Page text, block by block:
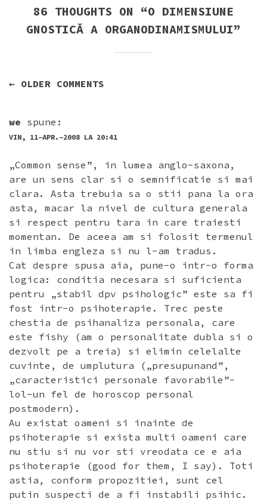
86 THOUGHTS ON “O DIMENSIUNE
GNOSTICĂ A ORGANODINAMISMULUI”
NAVIGARE
COMENTARII
← OLDER COMMENTS
we spune:
VIN, 11-APR.-2008 LA 20:41
„Common sense”, in lumea anglo-saxona,
are un sens clar si o semnificatie si mai
clara. Asta trebuia sa o stii pana la ora
asta, macar la nivel de cultura generala
si respect pentru tara in care traiesti
momentan. De aceea am si folosit termenul
in limba engleza si nu l-am tradus.
Cat despre spusa aia, pune-o intr-o forma
logica: conditia necesara si suficienta
pentru „stabil dpv psihologic” este sa fi
fost intr-o psihoterapie. Trec peste
chestia de psihanaliza personala, care
este fishy (am o personalitate dubla si o
dezvolt pe a treia) si elimin celelalte
cuvinte, de umplutura („presupunand”,
„caracteristici personale favorabile”-
lol-un fel de horoscop personal
postmodern).
Au existat oameni si inainte de
psihoterapie si exista multi oameni care
nu stiu si nu vor sti vreodata ce e aia
psihoterapie (good for them, I say). Toti
astia, conform propozitiei, sunt cel
putin suspecti de a fi instabili psihic.